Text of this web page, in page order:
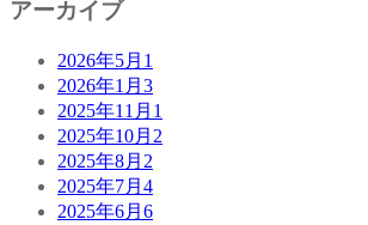
アーカイブ
2026年5月 1
2026年1月 3
2025年11月 1
2025年10月 2
2025年8月 2
2025年7月 4
2025年6月 6